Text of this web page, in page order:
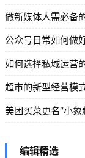
做新媒体人需必备
公众号日常如何做
如何选择私域运营
超市的新型经营模
美团买菜更名“小象
编辑精选